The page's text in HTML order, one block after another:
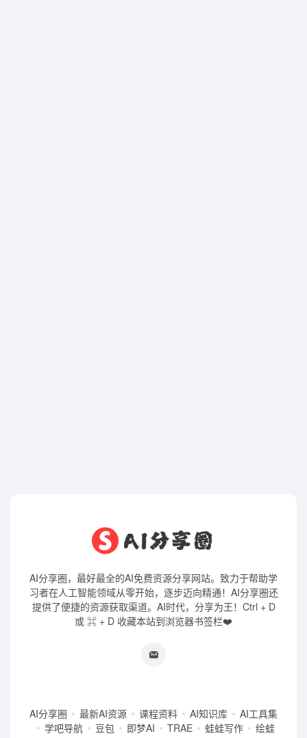
AI分享圈，最好最全的AI免费资源分享网站。致力于帮助学
习者在人工智能领域从零开始，逐步迈向精通！AI分享圈还
提供了便捷的资源获取渠道。AI时代，分享为王！Ctrl + D
或 ⌘ + D 收藏本站到浏览器书签栏❤️
AI分享圈 最新AI资源 课程资料 AI知识库
AI工具集
学吧导航
豆包 即梦AI TRAE 蛙蛙写作
绘蛙